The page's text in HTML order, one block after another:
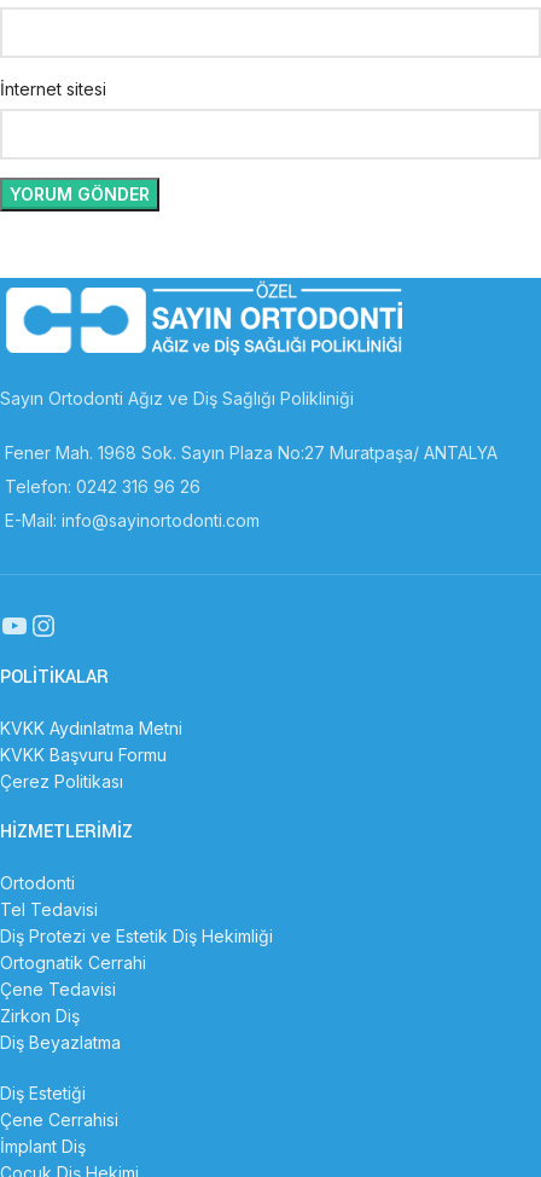
İnternet sitesi
Sayın Ortodonti Ağız ve Diş Sağlığı Polikliniği
Fener Mah. 1968 Sok. Sayın Plaza No:27 Muratpaşa/ ANTALYA
Telefon: 0242 316 96 26
E-Mail: info@sayinortodonti.com
POLITIKALAR
KVKK Aydınlatma Metni
KVKK Başvuru Formu
Çerez Politikası
HIZMETLERIMIZ
Ortodonti
Tel Tedavisi
Diş Protezi ve Estetik Diş Hekimliği
Ortognatik Cerrahi
Çene Tedavisi
Zirkon Diş
Diş Beyazlatma
Diş Estetiği
Çene Cerrahisi
İmplant Diş
Çocuk Diş Hekimi